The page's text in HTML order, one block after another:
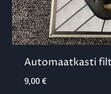
Automaatkasti
9,00 €